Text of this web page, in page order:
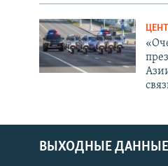
ВЫХОДНЫЕ ДАННЫЕ